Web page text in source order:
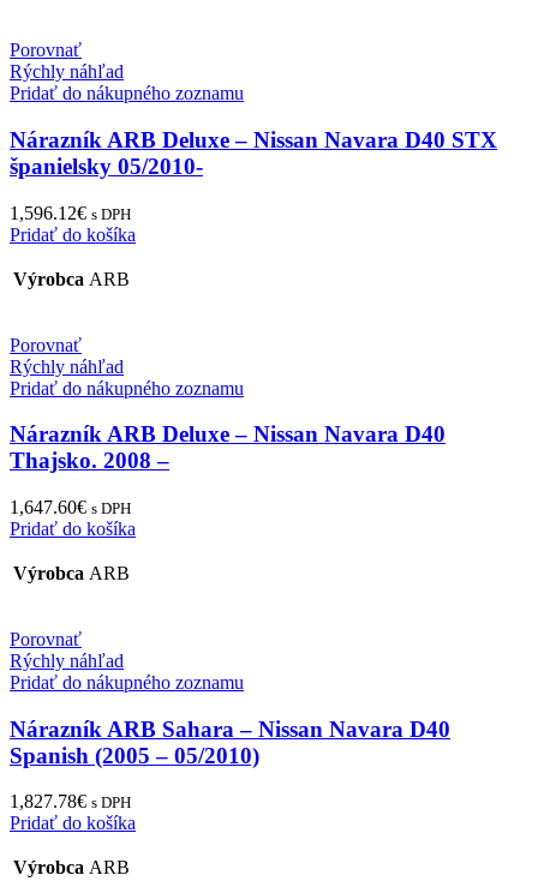
Porovnať
Rýchly náhľad
Pridať do nákupného zoznamu
Nárazník ARB Deluxe – Nissan Navara D40 STX
španielsky 05/2010-
1,596.12€ s DPH
Pridať do košíka
Výrobca ARB
Porovnať
Rýchly náhľad
Pridať do nákupného zoznamu
Nárazník ARB Deluxe – Nissan Navara D40
Thajsko. 2008 –
1,647.60€ s DPH
Pridať do košíka
Výrobca ARB
Porovnať
Rýchly náhľad
Pridať do nákupného zoznamu
Nárazník ARB Sahara – Nissan Navara D40
Spanish (2005 – 05/2010)
1,827.78€ s DPH
Pridať do košíka
Výrobca ARB